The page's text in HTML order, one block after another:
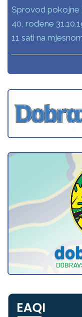
Sprovod pokojne
40, rođene
11 sati na